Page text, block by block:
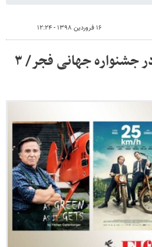
۱۶ فروردین ۱۳۹۸ - ۱۲:۲۴
مرور سینمای آلمان در جشنواره‌ جهانی فجر/ ۳